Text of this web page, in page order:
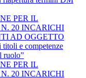
PER IL
20 INCARICHI
AD OGGETTO
e competenze
ruolo”
PER IL
20 INCARICHI